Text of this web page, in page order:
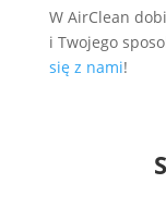
W AirClean
i Twojego
się z nami!